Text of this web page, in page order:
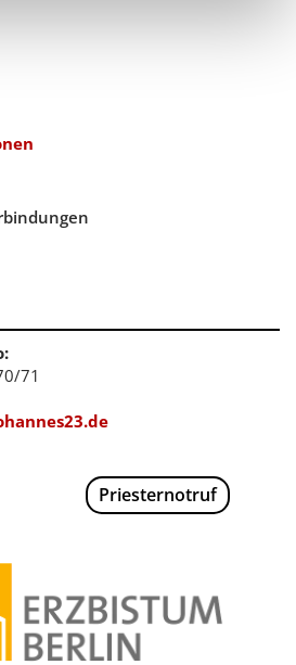
71
Priesternotruf